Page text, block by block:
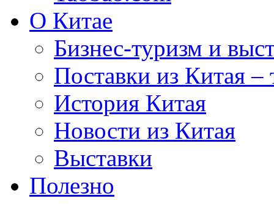
О Китае
Бизнес-туризм и
Поставки из Китая
История Китая
Новости из Китая
Выставки
Полезно